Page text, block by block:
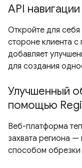
API навигации
Откройте для
стороне клиента
добавляет
для создания
Улучшенный
помощью
Веб-платформа
захвата региона
способом